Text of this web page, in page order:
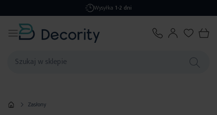
Darmowa dostawaod 299,99 zł
Zasłony